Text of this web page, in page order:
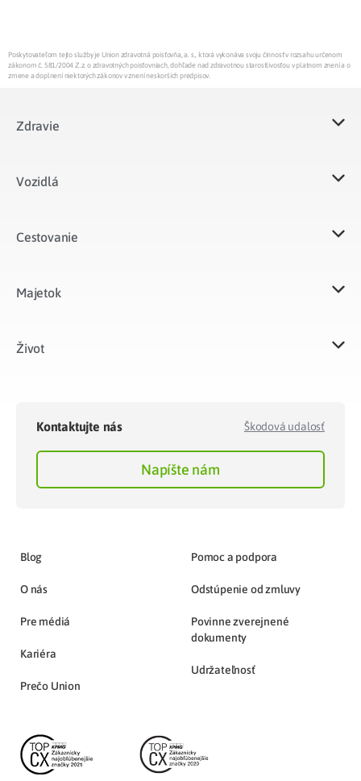
Poskytovateľom tejto služby je Union zdravotná poisťovňa, a. s., ktorá vykonáva svoju činnosť v rozsahu určenom
zákonom č. 581/2004 Z.z. o zdravotných poisťovniach, dohľade nad zdravotnou starostlivosťou v platnom znení a o
zmene a doplnení niektorých zákonov v znení neskorších predpisov.
Zdravie
Vozidlá​
Cestovanie
Majetok​
Život​
Kontaktujte nás Škodová udalosť
Napíšte nám
Blog
O nás
Pre médiá
Kariéra
Prečo Union
Pomoc a podpora
Odstúpenie od zmluvy
Povinne zverejnené
dokumenty
Udržateľnosť